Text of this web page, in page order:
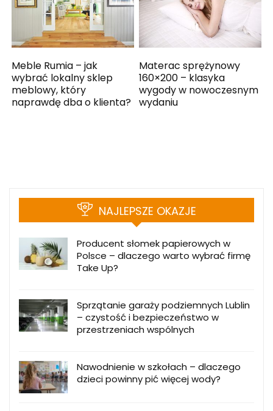
Meble Rumia – jak
wybrać lokalny sklep
meblowy, który
naprawdę dba o klienta?
Materac sprężynowy
160×200 – klasyka
wygody w nowoczesnym
wydaniu
NAJLEPSZE OKAZJE
Producent słomek papierowych w
Polsce – dlaczego warto wybrać firmę
Take Up?
Sprzątanie garaży podziemnych Lublin
– czystość i bezpieczeństwo w
przestrzeniach wspólnych
Nawodnienie w szkołach – dlaczego
dzieci powinny pić więcej wody?